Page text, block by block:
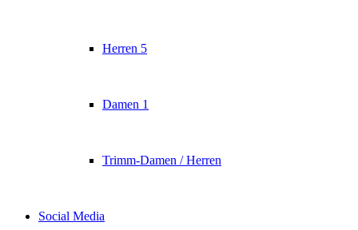
Herren 5
Damen 1
Trimm-Damen / Herren
Social Media